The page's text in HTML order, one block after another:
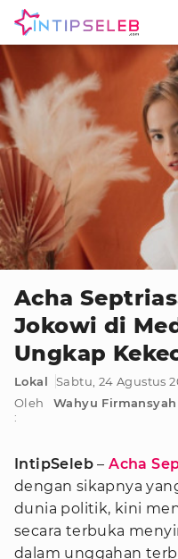
Acha
Jokowi di
Ungkap
Lokal
Sabtu, 24 Agustus
Oleh
:
Wahyu Firmansyah
IntipSeleb –Acha
dengan sikapnya
dunia politik, kini
secara terbuka
dalam unggahan